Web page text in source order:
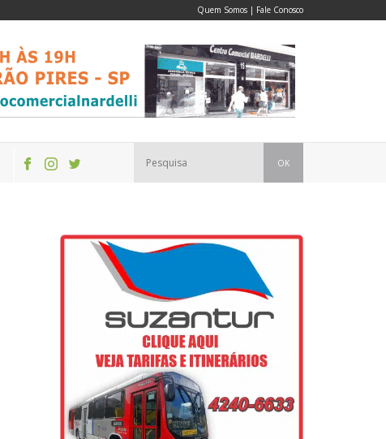
Quem Somos | Fale Conosco
OK